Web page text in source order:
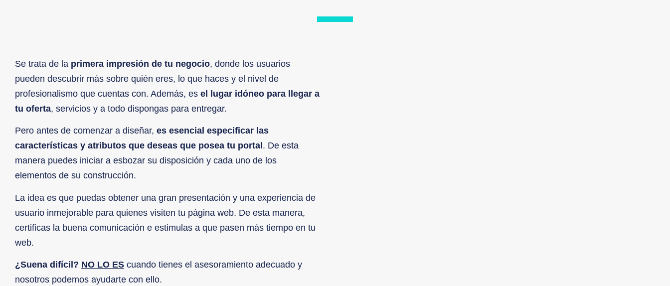
Se trata de la primera impresión de tu negocio, donde los usuarios
pueden descubrir más sobre quién eres, lo que haces y el nivel de
profesionalismo que cuentas con. Además, es el lugar idóneo para llegar a
tu oferta, servicios y a todo dispongas para entregar.
Pero antes de comenzar a diseñar, es esencial especificar las
características y atributos que deseas que posea tu portal . De esta
manera puedes iniciar a esbozar su disposición y cada uno de los
elementos de su construcción.
La idea es que puedas obtener una gran presentación y una experiencia de
usuario inmejorable para quienes visiten tu página web. De esta manera,
certificas la buena comunicación e estimulas a que pasen más tiempo en tu
web.
¿Suena difícil? NO LO ES cuando tienes el asesoramiento adecuado y
nosotros podemos ayudarte con ello.